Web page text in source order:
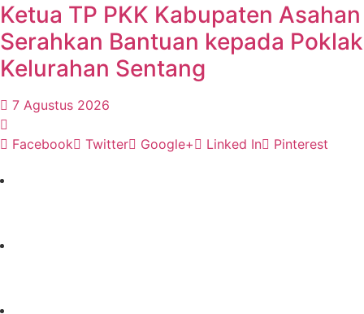
Ketua TP PKK Kabupaten Asahan
Serahkan Bantuan kepada Poklak
Kelurahan Sentang
7 Agustus 2026
Facebook Twitter Google+ Linked In Pinterest